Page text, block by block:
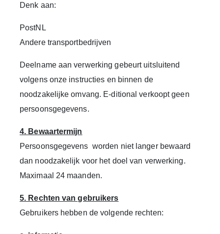
Denk aan:
PostNL
Andere transportbedrijven
Deelname aan verwerking gebeurt uitsluitend
volgens onze instructies en binnen de
noodzakelijke omvang. E-ditional verkoopt geen
persoonsgegevens.
4. Bewaartermijn
Persoonsgegevens worden niet langer bewaard
dan noodzakelijk voor het doel van verwerking.
Maximaal 24 maanden.
5. Rechten van gebruikers
Gebruikers hebben de volgende rechten: